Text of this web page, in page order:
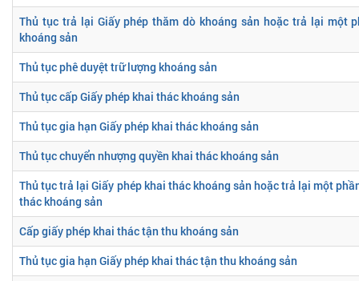
Thủ tục trả lại Giấy phép thăm dò khoáng sản hoặc trả lại một
khoáng sản
Thủ tục phê duyệt trữ lượng khoáng sản
Thủ tục cấp Giấy phép khai thác khoáng sản
Thủ tục gia hạn Giấy phép khai thác khoáng sản
Thủ tục chuyển nhượng quyền khai thác khoáng sản
Thủ tục trả lại Giấy phép khai thác khoáng sản hoặc trả lại một
thác khoáng sản
Cấp giấy phép khai thác tận thu khoáng sản
Thủ tục gia hạn Giấy phép khai thác tận thu khoáng sản